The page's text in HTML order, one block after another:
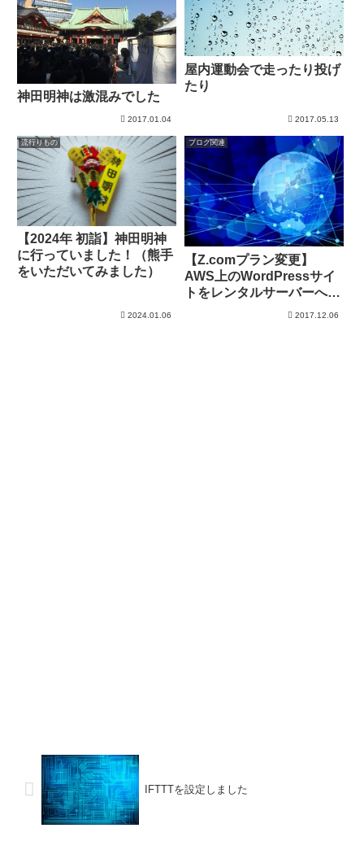
神田明神は激混みでした
2017.01.04
屋内運動会で走ったり投げ
たり
2017.05.13
流行りもの
【2024年 初詣】神田明神
に行っていました！（熊手
をいただいてみました）
2024.01.06
ブログ関連
【Z.comプラン変更】
AWS上のWordPressサイ
トをレンタルサーバーへ移
行（ツールのおかげで楽々
2017.12.06
IFTTTを設定しました